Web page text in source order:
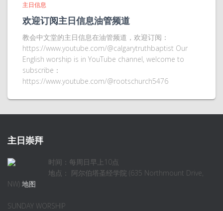
主日信息
欢迎订阅主日信息油管频道
教会中文堂的主日信息在油管频道，欢迎订阅：
https://www.youtube.com/@calgarytruthbaptist Our
English worship is in YouTube channel, welcome to
subscribe：
https://www.youtube.com/@rootschurch5476
主日崇拜
时间：每周日早上10点
地点： 阿尔伯塔圣经学院 (635 Northmount Drive,
NW) 地图
SUNDAY WORSHIP